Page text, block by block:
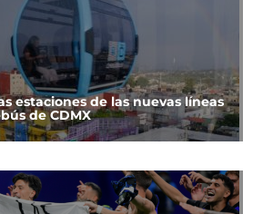
estaciones de las nuevas líneas
de CDMX